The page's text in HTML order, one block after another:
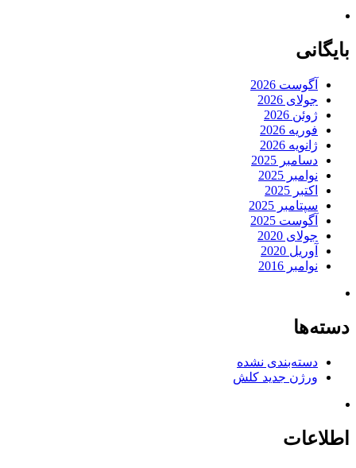
بایگانی
آگوست 2026
جولای 2026
ژوئن 2026
فوریه 2026
ژانویه 2026
دسامبر 2025
نوامبر 2025
اکتبر 2025
سپتامبر 2025
آگوست 2025
جولای 2020
آوریل 2020
نوامبر 2016
دسته‌ها
دسته‌بندی نشده
ورژن جدید کلش
اطلاعات